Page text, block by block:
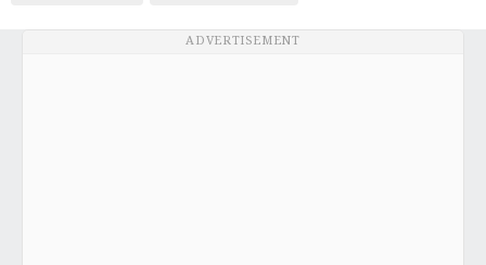
ADVERTISEMENT